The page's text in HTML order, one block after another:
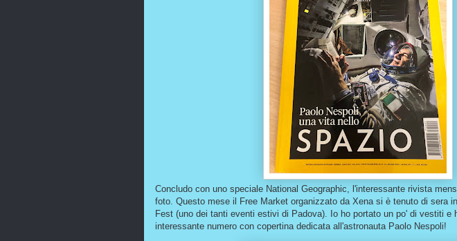
Concludo con uno speciale National Geographic, l'interessante rivista
foto. Questo mese il Free Market organizzato da Xena si è tenuto di sera
Fest (uno dei tanti eventi estivi di Padova). Io ho portato un po' di vestiti e
interessante numero con copertina dedicata all'astronauta Paolo Nespoli!